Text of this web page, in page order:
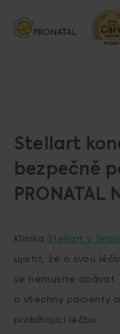
Stellart
bezpečně
PRONATAL
Klinika Stellart v
ujistit, že o svou
se nemusíte obávat.
o všechny pacienty
probíhající léčbu.